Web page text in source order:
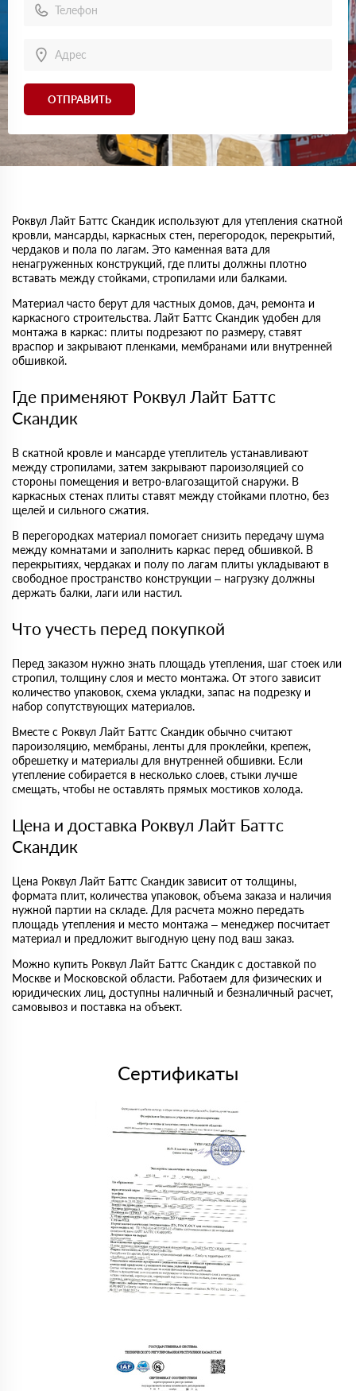
ОТПРАВИТЬ
Роквул Лайт Баттс Скандик используют для утепления скатной
кровли, мансарды, каркасных стен, перегородок, перекрытий,
чердаков и пола по лагам. Это каменная вата для
ненагруженных конструкций, где плиты должны плотно
вставать между стойками, стропилами или балками.
Материал часто берут для частных домов, дач, ремонта и
каркасного строительства. Лайт Баттс Скандик удобен для
монтажа в каркас: плиты подрезают по размеру, ставят
враспор и закрывают пленками, мембранами или внутренней
обшивкой.
Где применяют Роквул Лайт Баттс
Скандик
В скатной кровле и мансарде утеплитель устанавливают
между стропилами, затем закрывают пароизоляцией со
стороны помещения и ветро-влагозащитой снаружи. В
каркасных стенах плиты ставят между стойками плотно, без
щелей и сильного сжатия.
В перегородках материал помогает снизить передачу шума
между комнатами и заполнить каркас перед обшивкой. В
перекрытиях, чердаках и полу по лагам плиты укладывают в
свободное пространство конструкции – нагрузку должны
держать балки, лаги или настил.
Что учесть перед покупкой
Перед заказом нужно знать площадь утепления, шаг стоек или
стропил, толщину слоя и место монтажа. От этого зависит
количество упаковок, схема укладки, запас на подрезку и
набор сопутствующих материалов.
Вместе с Роквул Лайт Баттс Скандик обычно считают
пароизоляцию, мембраны, ленты для проклейки, крепеж,
обрешетку и материалы для внутренней обшивки. Если
утепление собирается в несколько слоев, стыки лучше
смещать, чтобы не оставлять прямых мостиков холода.
Цена и доставка Роквул Лайт Баттс
Скандик
Цена Роквул Лайт Баттс Скандик зависит от толщины,
формата плит, количества упаковок, объема заказа и наличия
нужной партии на складе. Для расчета можно передать
площадь утепления и место монтажа – менеджер посчитает
материал и предложит выгодную цену под ваш заказ.
Можно купить Роквул Лайт Баттс Скандик с доставкой по
Москве и Московской области. Работаем для физических и
юридических лиц, доступны наличный и безналичный расчет,
самовывоз и поставка на объект.
Сертификаты